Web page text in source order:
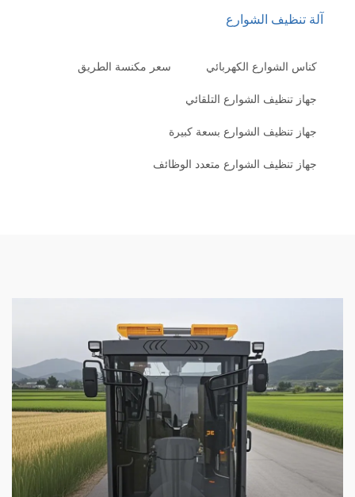
تنظيف الشوارع
كناس الشوارع الكهربائي سعر مكنسة الطريق
جهاز تنظيف الشوارع التلقائي
جهاز تنظيف الشوارع بسعة كبيرة
جهاز تنظيف الشوارع متعدد الوظائف